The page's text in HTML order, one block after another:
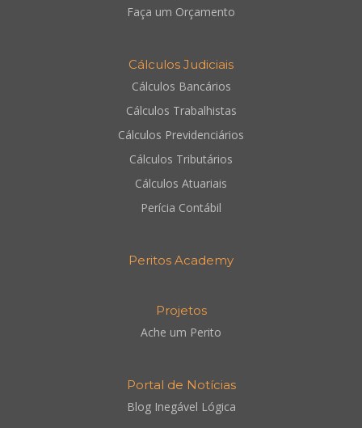
Faça um Orçamento
Cálculos Judiciais
Cálculos Bancários
Cálculos Trabalhistas
Cálculos Previdenciários
Cálculos Tributários
Cálculos Atuariais
Perícia Contábil
Peritos Academy
Projetos
Ache um Perito
Portal de Notícias
Blog Inegável Lógica